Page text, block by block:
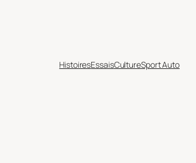
HistoiresEssaisCultureSport Auto